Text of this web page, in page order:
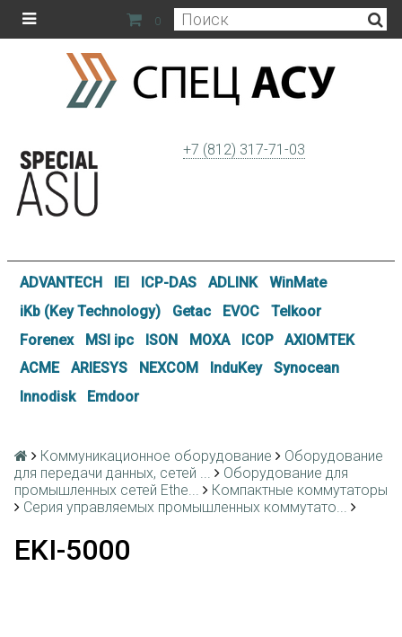
0
+7 (812) 317-71-03
ADVANTECH IEI ICP-DAS ADLINK
WinMate
iKb (Key Technology)
Getac EVOC
Telkoor
Forenex
MSI ipc ISON MOXA ICOP
AXIOMTEK
ACME
ARIESYS NEXCOM InduKey
Synocean
Innodisk
Emdoor
Коммуникационное оборудование
Оборудование
для передачи данных, сетей ...
Оборудование для
промышленных сетей Ethe...
Компактные коммутаторы
Серия управляемых промышленных коммутато...
EKI-5000